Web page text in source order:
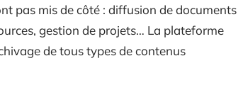
pas mis de côté : diffusion de documents
gestion de projets… La plateforme
de tous types de contenus